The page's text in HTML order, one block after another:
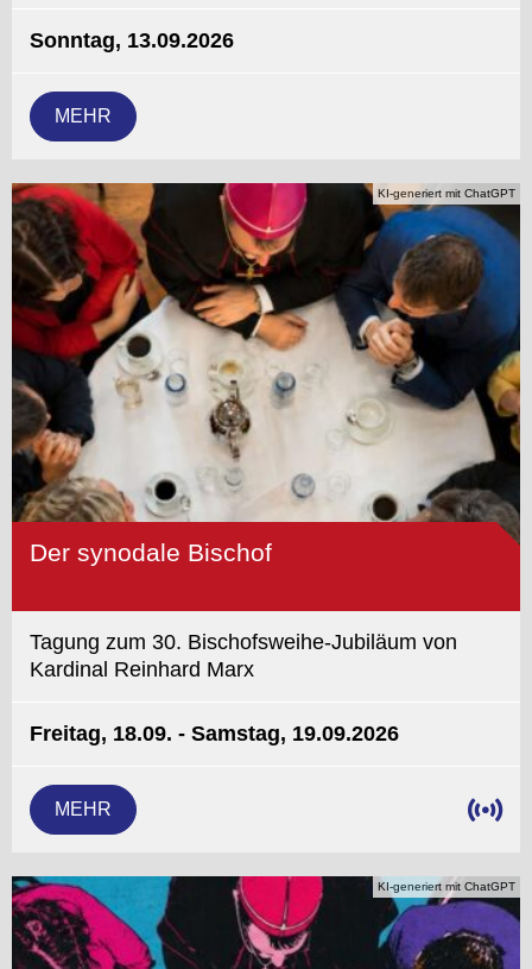
Sonntag, 13.09.2026
MEHR
KI-generiert mit ChatGPT
Der synodale Bischof
Tagung zum 30. Bischofsweihe-Jubiläum von
Kardinal Reinhard Marx
Freitag, 18.09. - Samstag, 19.09.2026
MEHR
KI-generiert mit ChatGPT